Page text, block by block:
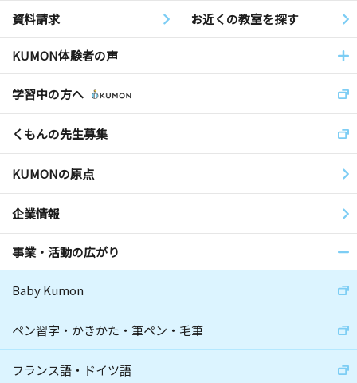
資料請求 お近くの教室を探す
KUMON体験者の声
学習中の方へ
くもんの先生募集
KUMONの原点
企業情報
事業・活動の広がり
Baby Kumon
ペン習字・かきかた・筆ペン・毛筆
フランス語・ドイツ語